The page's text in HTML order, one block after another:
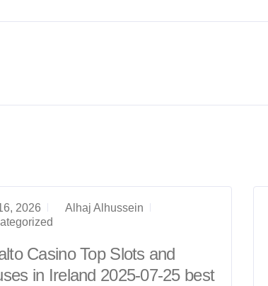
2026
Alhaj Alhussein
Casino Top Slots and
in Ireland 2025-07-25 best